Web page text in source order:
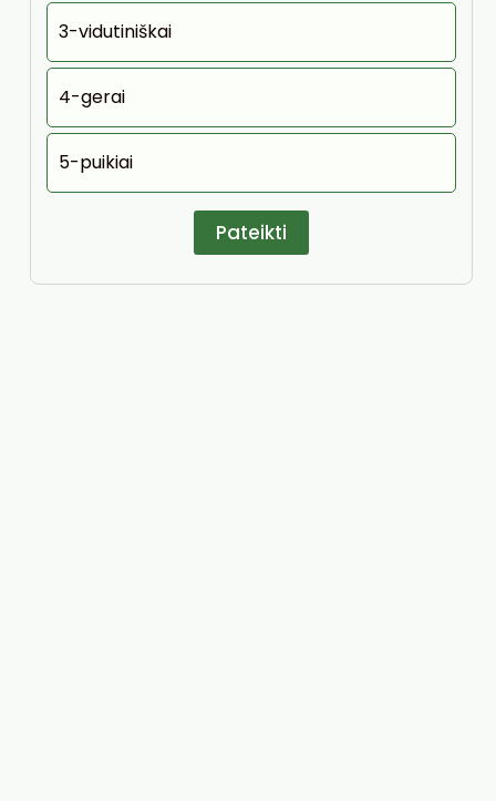
3-vidutiniškai
4-gerai
5-puikiai